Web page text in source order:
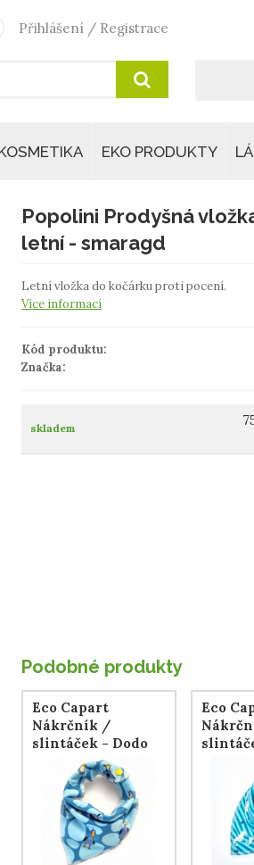
Přihlášení / Registrace
EKO PRODUKTY
Popolini Prodyšná
letní - smaragd
Letní vložka do kočárku proti pocení.
Více informací
Kód produktu:
Značka:
skladem
Podobné produkty
Eco Capart
Nákrčník /
slintáček - Dodo
Eco